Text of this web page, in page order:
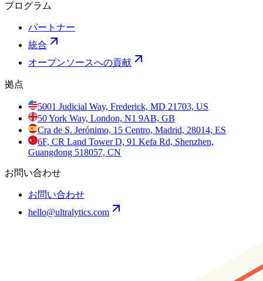
プログラム
パートナー
統合
オープンソースへの貢献
拠点
5001 Judicial Way, Frederick, MD 21703, US
50 York Way, London, N1 9AB, GB
Cra de S. Jerónimo, 15 Centro, Madrid, 28014, ES
6F, CR Land Tower D, 91 Kefa Rd, Shenzhen,
Guangdong 518057, CN
お問い合わせ
お問い合わせ
hello@ultralytics.com